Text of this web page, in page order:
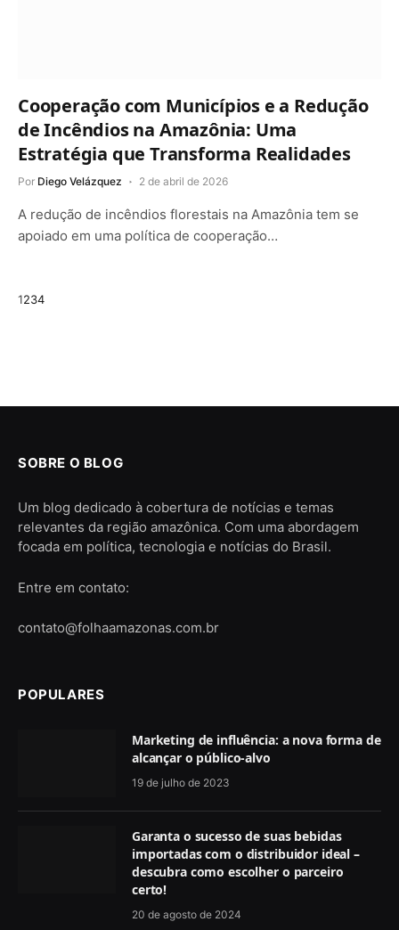
Cooperação com Municípios e a Redução
de Incêndios na Amazônia: Uma
Estratégia que Transforma Realidades
Por Diego Velázquez 2 de abril de 2026
A redução de incêndios florestais na Amazônia tem se
apoiado em uma política de cooperação…
1234Next
SOBRE O BLOG
Um blog dedicado à cobertura de notícias e temas
relevantes da região amazônica. Com uma abordagem
focada em política, tecnologia e notícias do Brasil.
Entre em contato:
contato@folhaamazonas.com.br
POPULARES
Marketing de influência: a nova forma de
alcançar o público-alvo
19 de julho de 2023
Garanta o sucesso de suas bebidas
importadas com o distribuidor ideal –
descubra como escolher o parceiro
certo!
20 de agosto de 2024